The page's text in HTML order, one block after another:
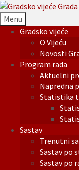
Menu
Gradsko vijeće
O Vijeću
Novosti
Program rada
Aktuelni
Napredna
Statistika
Sastav
Trenutni
Sastav po
Sastav po